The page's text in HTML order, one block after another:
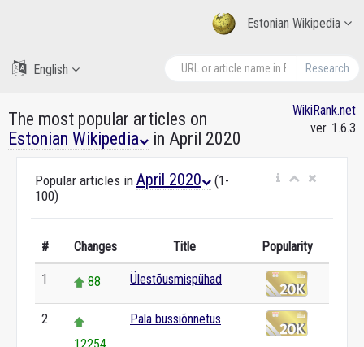
Estonian Wikipedia
Research
English
The most popular articles on
Estonian Wikipedia
in April 2020
WikiRank.net
ver. 1.6.3
Popular articles in April 2020
(1-
100)
# Changes Title Popularity
1 88 Ülestõusmispühad
2
Pala bussiõnnetus